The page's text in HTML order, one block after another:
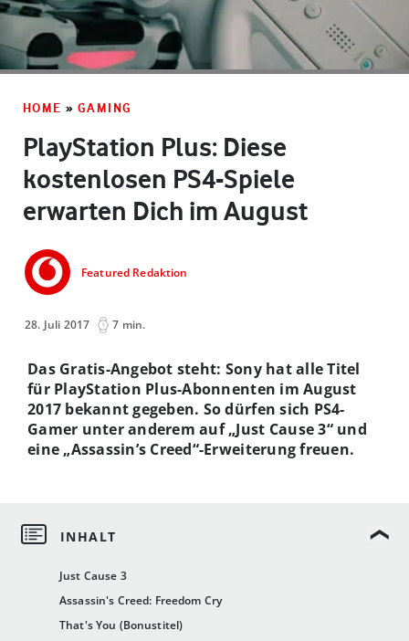
HOME » GAMING
PlayStation Plus: Diese
kostenlosen PS4-Spiele
erwarten Dich im August
Featured Redaktion
28. Juli 2017 7 min.
Just Cause 3
Assassin's Creed: Freedom Cry
That's You (Bonustitel)
Das Gratis-Angebot steht: Sony hat alle Titel
für PlayStation Plus-Abonnenten im August
2017 bekannt gegeben. So dürfen sich PS4-
Gamer unter anderem auf „Just Cause 3“ und
eine „Assassin’s Creed“-Erweiterung freuen.